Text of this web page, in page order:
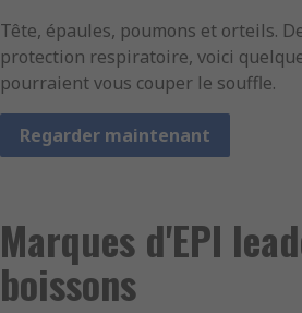
Tête, épaules, poumons et orteils.
protection respiratoire, voici
pourraient vous couper le souffle.
Regarder maintenant
Marques d'EPI
boissons